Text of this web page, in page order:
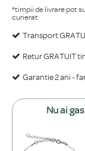
*timpii de livrare pot
curierat
Transport
Retur GRATUIT
Garantie 2 ani -
Nu ai